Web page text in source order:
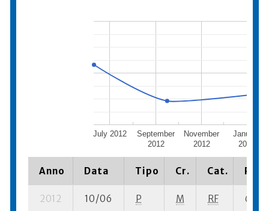
July 2012
September
2012
November
2012
January
2013
Anno Data Tipo Cr. Cat.
2012 10/06 P M RF 6 se-